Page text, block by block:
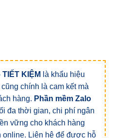
TIẾT KIỆM là khẩu hiệu
cũng chính là cam kết mà
hàng. Phần mềm Zalo
đa thời gian, chi phí ngân
vững cho khách hàng
online. Liên hệ để được hỗ